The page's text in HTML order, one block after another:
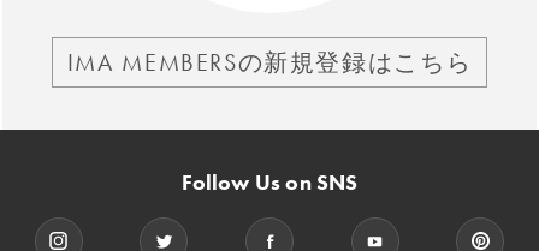
IMA MEMBERSの新規登録はこちら
Follow Us on SNS